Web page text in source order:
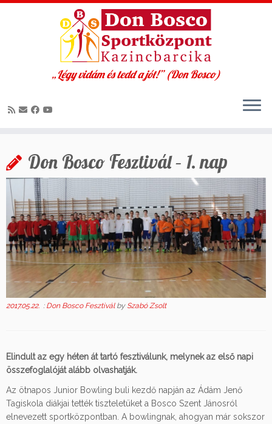
content
„Légy vidám és tedd a jót!” (Don Bosco)
Don Bosco Fesztivál – 1. nap
2017.05.22. : Don Bosco Fesztivál by Szabó Zsolt
Elindult az egy héten át tartó fesztiválunk, melynek az első napi
összefoglalóját alább olvashatják.
Az ötnapos Junior Bowling buli kezdő napján az Ádám Jenő
Tagiskola diákjai tették tiszteletüket a Bosco Szent Jánosról
elnevezett sportközpontban. A bowlingnak, ahogyan már sokszor